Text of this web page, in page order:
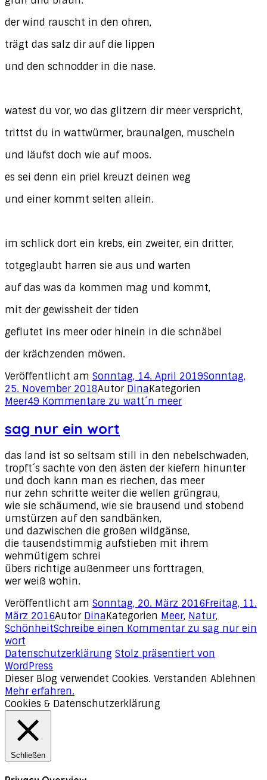
der wind rauscht in den ohren,
trägt das salz dir auf die lippen
und den schnodder in die nase.
watest du vor, wo das glitzern dir meer verspricht,
trittst du in wattwürmer, braunalgen, muscheln
und läufst doch wie auf moos.
es sei denn ein priel kreuzt deinen weg
und einer kommt selten allein.
im schlick dort ein krebs, ein zweiter, ein dritter,
totgeglaubt harren sie aus und warten
auf das was da kommen mag und kommt,
mit der gewissheit der tiden
geflutet ins meer oder hinein in die schnäbel
der krächzenden möwen.
Veröffentlicht am Sonntag, 14. April 2019Sonntag,
25. November 2018Autor DinaKategorien
Meer49 Kommentare zu watt´n meer
sag nur ein wort
das land ist so seltsam still in den nebelschwaden,
tropft´s sachte von den ästen der kiefern hinunter
und doch kann man es riechen, das meer
nur zehn schritte weiter die wellen grüngrau,
wie sie schäumend, wie sie brausend und stobend
umstürzen auf den sandbänken,
und dazwischen die großen wildgänse,
die tausendstimmig aufstieben mit ihrem
wehmütigem schrei
übers richtige außenmeer uns forttragen,
wer weiß wohin.
Veröffentlicht am Sonntag, 20. März 2016Freitag, 11.
März 2016Autor DinaKategorien Meer, Natur,
SchönheitSchreibe einen Kommentarzu sag nur ein
wort
Datenschutzerklärung Stolz präsentiert von
WordPress
Dieser Blog verwendet Cookies. Verstanden Ablehnen
Mehr erfahren.
Cookies & Datenschutzerklärung
Schließen